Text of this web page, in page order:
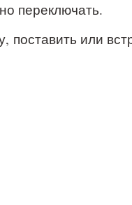
переключать.
или